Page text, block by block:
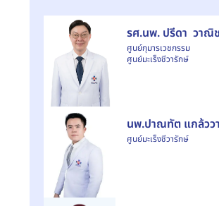
รศ.นพ. ปรีดา วาณิ
ศูนย์กุมารเวชกรรม
ศูนย์มะเร็งชีวารักษ์
นพ.ปาณทัต แกล้วว
ศูนย์มะเร็งชีวารักษ์